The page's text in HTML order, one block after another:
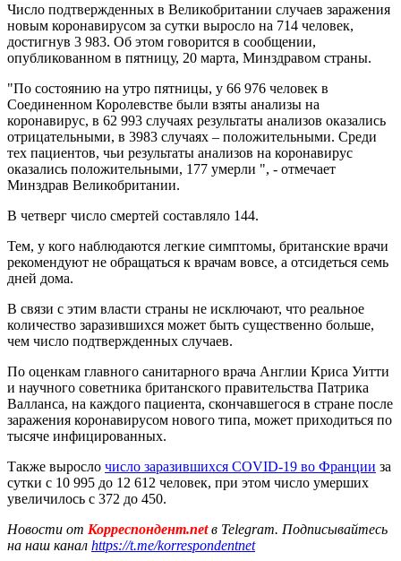
Число подтвержденных в Великобритании случаев заражения
новым коронавирусом за сутки выросло на 714 человек,
достигнув 3 983. Об этом говорится в сообщении,
опубликованном в пятницу, 20 марта, Минздравом страны.
"По состоянию на утро пятницы, у 66 976 человек в
Соединенном Королевстве были взяты анализы на
коронавирус, в 62 993 случаях результаты анализов оказались
отрицательными, в 3983 случаях – положительными. Среди
тех пациентов, чьи результаты анализов на коронавирус
оказались положительными, 177 умерли ", - отмечает
Минздрав Великобритании.
В четверг число смертей составляло 144.
Тем, у кого наблюдаются легкие симптомы, британские врачи
рекомендуют не обращаться к врачам вовсе, а отсидеться семь
дней дома.
В связи с этим власти страны не исключают, что реальное
количество заразившихся может быть существенно больше,
чем число подтвержденных случаев.
По оценкам главного санитарного врача Англии Криса Уитти
и научного советника британского правительства Патрика
Валланса, на каждого пациента, скончавшегося в стране после
заражения коронавирусом нового типа, может приходиться по
тысяче инфицированных.
Также выросло число заразившихся COVID-19 во Франции за
сутки с 10 995 до 12 612 человек, при этом число умерших
увеличилось с 372 до 450.
Новости от Корреспондент.netв Telegram. Подписывайтесь
на наш канал https://t.me/korrespondentnet